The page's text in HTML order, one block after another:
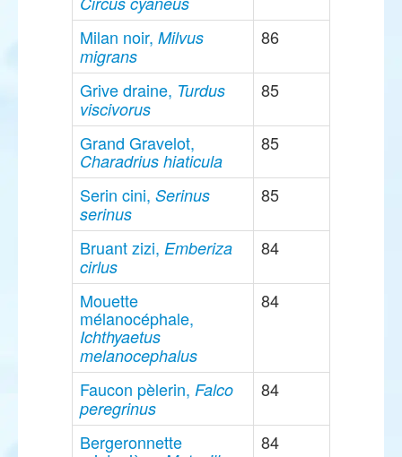
Milan noir, Milvus
migrans
86
Grive draine, Turdus
viscivorus
85
Grand Gravelot,
Charadrius hiaticula
85
Serin cini, Serinus
serinus
85
Bruant zizi, Emberiza
cirlus
84
Mouette
mélanocéphale,
Ichthyaetus
melanocephalus
84
Faucon pèlerin, Falco
peregrinus
84
Bergeronnette 84